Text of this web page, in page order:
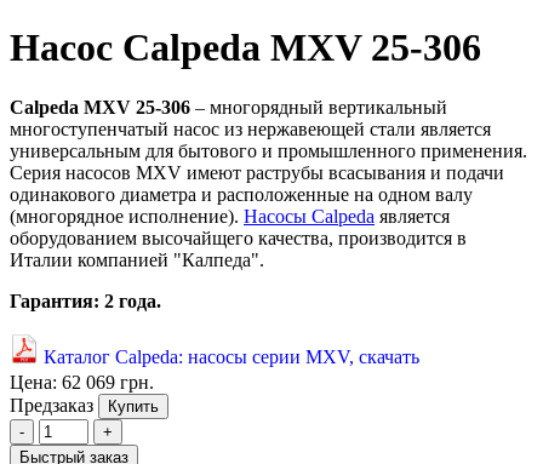
Насос Calpeda MXV 25-306
Calpeda MXV 25-306 – многорядный вертикальный
многоступенчатый насос из нержавеющей стали является
универсальным для бытового и промышленного применения.
Серия насосов MXV имеют раструбы всасывания и подачи
одинакового диаметра и расположенные на одном валу
(многорядное исполнение). Насосы Calpeda является
оборудованием высочайщего качества, производится в
Италии компанией "Калпеда".
Гарантия: 2 года.
Каталог Calpeda: насосы серии MXV, скачать
Цена: 62 069 грн.
Предзаказ
Купить
-
+
Быстрый заказ